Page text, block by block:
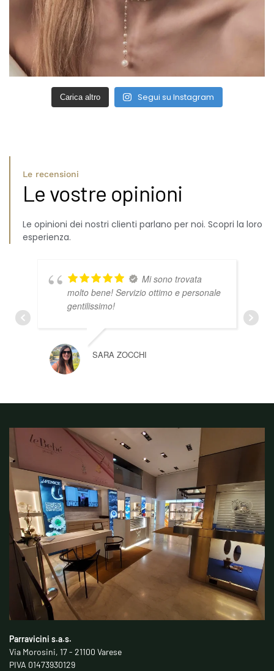
Carica altro Segui su Instagram
Le recensioni
Le vostre opinioni
Le opinioni dei nostri clienti parlano per noi. Scopri la loro
esperienza.
Mi sono trovata
molto bene! Servizio ottimo e personale
gentilissimo!
SARA ZOCCHI
Parravicini s.a.s.
Via Morosini, 17 - 21100 Varese
PIVA 01473930129